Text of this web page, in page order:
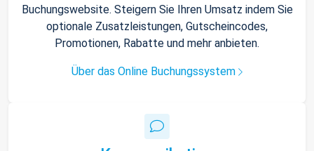
Buchungswebsite. Steigern Sie Ihren Umsatz indem Sie
optionale Zusatzleistungen, Gutscheincodes,
Promotionen, Rabatte und mehr anbieten.
Über das Online Buchungssystem